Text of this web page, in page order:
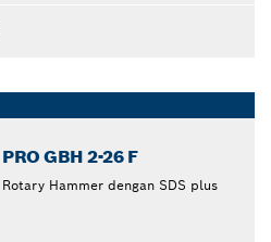
PRO GBH 2-26 F
Rotary Hammer dengan SDS plus